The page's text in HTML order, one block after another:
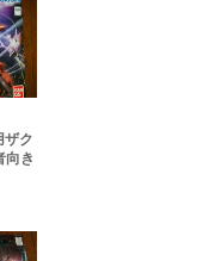
ザク
向き